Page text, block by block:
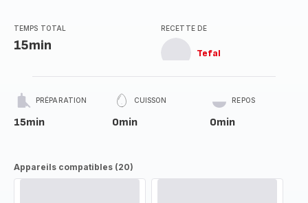
TEMPS TOTAL
15min
RECETTE DE
Tefal
PRÉPARATION
15min
CUISSON
0min
REPOS
0min
Appareils compatibles (20)